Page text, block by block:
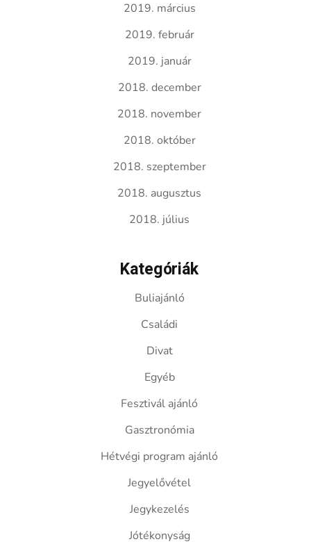
2019. március
2019. február
2019. január
2018. december
2018. november
2018. október
2018. szeptember
2018. augusztus
2018. július
Kategóriák
Buliajánló
Családi
Divat
Egyéb
Fesztivál ajánló
Gasztronómia
Hétvégi program ajánló
Jegyelővétel
Jegykezelés
Jótékonyság